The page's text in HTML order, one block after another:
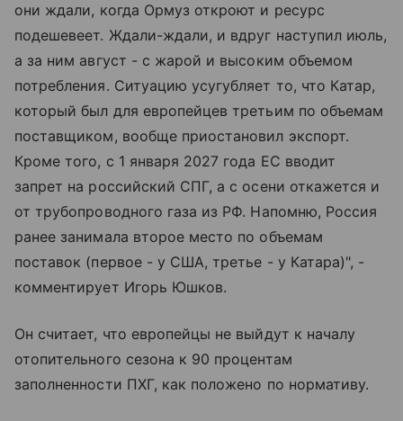
они ждали, когда Ормуз откроют и ресурс
подешевеет. Ждали-ждали, и вдруг наступил июль,
а за ним август - с жарой и высоким объемом
потребления. Ситуацию усугубляет то, что Катар,
который был для европейцев третьим по объемам
поставщиком, вообще приостановил экспорт.
Кроме того, с 1 января 2027 года ЕС вводит
запрет на российский СПГ, а с осени откажется и
от трубопроводного газа из РФ. Напомню, Россия
ранее занимала второе место по объемам
поставок (первое - у США, третье - у Катара)", -
комментирует Игорь Юшков.
Он считает, что европейцы не выйдут к началу
отопительного сезона к 90 процентам
заполненности ПХГ, как положено по нормативу.